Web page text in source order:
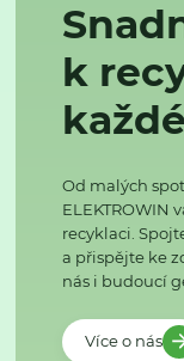
k
Od malých
ELEKTROWIN
recyklaci.
a přispějte ke
nás i budoucí
Více o nás